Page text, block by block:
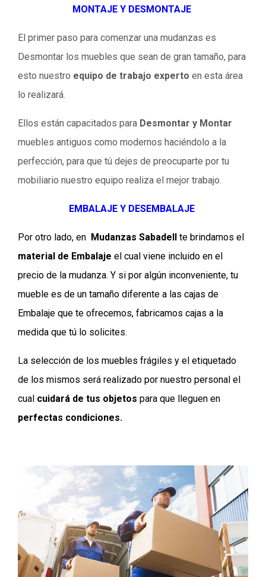
MONTAJE Y DESMONTAJE
El primer paso para comenzar una mudanzas es
Desmontar los muebles que sean de gran tamaño, para
esto nuestro equipo de trabajo experto en esta área
lo realizará.
Ellos están capacitados para Desmontar y Montar
muebles antiguos como modernos haciéndolo a la
perfección, para que tú dejes de preocuparte por tu
mobiliario nuestro equipo realiza el mejor trabajo.
EMBALAJE Y DESEMBALAJE
Por otro lado, en Mudanzas Sabadell te brindamos el
material de Embalaje el cual viene incluido en el
precio de la mudanza. Y si por algún inconveniente, tu
mueble es de un tamaño diferente a las cajas de
Embalaje que te ofrecemos, fabricamos cajas a la
medida que tú lo solicites.
La selección de los muebles frágiles y el etiquetado
de los mismos será realizado por nuestro personal el
cual cuidará de tus objetos para que lleguen en
perfectas condiciones.